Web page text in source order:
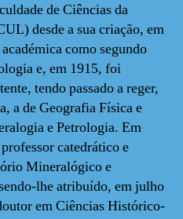
de Ciências da
desde a sua criação, em
como segundo
e, em 1915, foi
tendo passado a reger,
a de Geografia Física e
e Petrologia. Em
catedrático e
Mineralógico e
lhe atribuído, em julho
em Ciências Histórico-